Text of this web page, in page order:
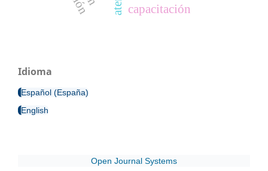
capacitación
Idioma
Español (España)
English
Open Journal Systems